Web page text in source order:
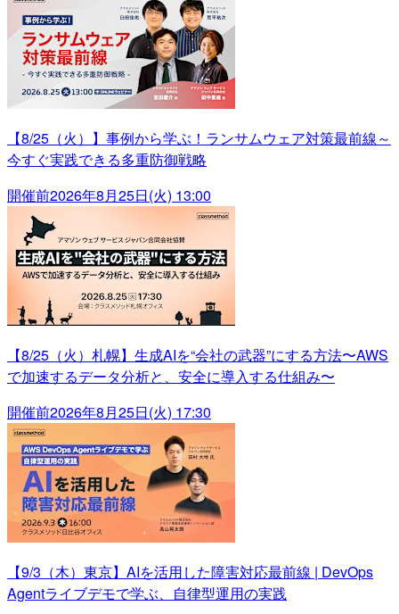
【8/25（火）】事例から学ぶ！ランサムウェア対策最前線～
今すぐ実践できる多重防御戦略
開催前2026年8月25日(火) 13:00
【8/25（火）札幌】生成AIを“会社の武器”にする方法〜AWS
で加速するデータ分析と、安全に導入する仕組み〜
開催前2026年8月25日(火) 17:30
【9/3（木）東京】AIを活用した障害対応最前線 | DevOps
Agentライブデモで学ぶ、自律型運用の実践